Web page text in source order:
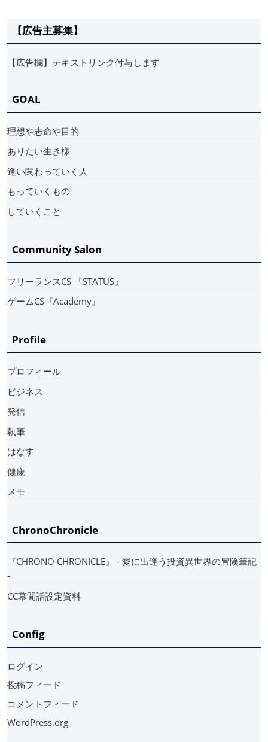
【広告主募集】
【広告欄】テキストリンク付与します
GOAL
理想や志命や目的
ありたい生き様
逢い関わっていく人
もっていくもの
していくこと
Community Salon
フリーランスCS 『STATUS』
ゲームCS『Academy』
Profile
プロフィール
ビジネス
発信
執筆
はなす
健康
メモ
ChronoChronicle
『CHRONO CHRONICLE』 ‐ 愛に出逢う投資異世界の冒険筆記
‐
CC幕間話設定資料
Config
ログイン
投稿フィード
コメントフィード
WordPress.org